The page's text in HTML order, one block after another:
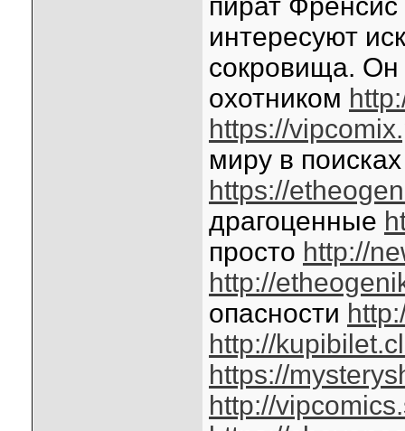
пират Френсис
интересуют
сокровища.
охотником
https://
миру в
https://
драгоценные
просто http://
http://
опасности
http://
https://
http://